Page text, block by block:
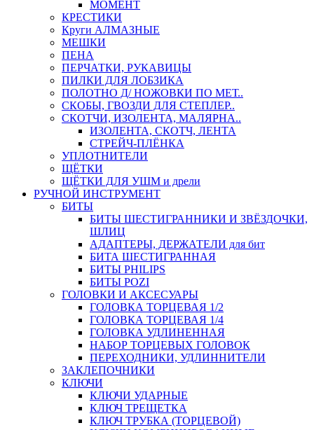
МОМЕНТ
КРЕСТИКИ
Круги АЛМАЗНЫЕ
МЕШКИ
ПЕНА
ПЕРЧАТКИ, РУКАВИЦЫ
ПИЛКИ ДЛЯ ЛОБЗИКА
ПОЛОТНО Д/ НОЖОВКИ ПО МЕТ..
СКОБЫ, ГВОЗДИ ДЛЯ СТЕПЛЕР..
СКОТЧИ, ИЗОЛЕНТА, МАЛЯРНА..
ИЗОЛЕНТА, СКОТЧ, ЛЕНТА
СТРЕЙЧ-ПЛЁНКА
УПЛОТНИТЕЛИ
ЩЁТКИ
ЩЁТКИ ДЛЯ УШМ и дрели
РУЧНОЙ ИНСТРУМЕНТ
БИТЫ
БИТЫ ШЕСТИГРАННИКИ И ЗВЁЗДОЧКИ,
ШЛИЦ
АДАПТЕРЫ, ДЕРЖАТЕЛИ для бит
БИТА ШЕСТИГРАННАЯ
БИТЫ PHILIPS
БИТЫ POZI
ГОЛОВКИ И АКСЕСУАРЫ
ГОЛОВКА ТОРЦЕВАЯ 1/2
ГОЛОВКА ТОРЦЕВАЯ 1/4
ГОЛОВКА УДЛИНЕННАЯ
НАБОР ТОРЦЕВЫХ ГОЛОВОК
ПЕРЕХОДНИКИ, УДЛИННИТЕЛИ
ЗАКЛЕПОЧНИКИ
КЛЮЧИ
КЛЮЧИ УДАРНЫЕ
КЛЮЧ ТРЕЩЕТКА
КЛЮЧ ТРУБКА (ТОРЦЕВОЙ)